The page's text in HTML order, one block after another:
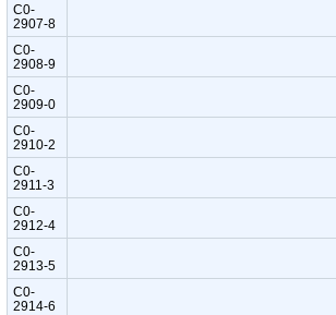
C0-
2907-8
C0-
2908-9
C0-
2909-0
C0-
2910-2
C0-
2911-3
C0-
2912-4
C0-
2913-5
C0-
2914-6